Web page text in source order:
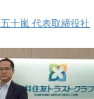
十嵐 代表取締役社